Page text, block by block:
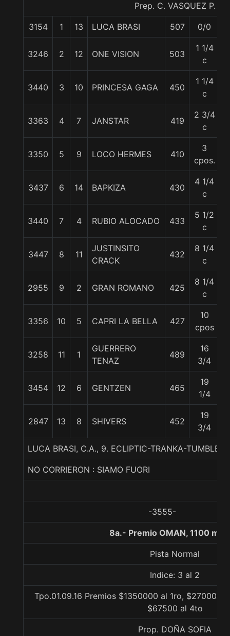
Prep. C. VASQUEZ P.
3154 1 13 LUCA BRASI 507 0/0
3246 2 12 ONE VISION 503
1 1/4
c
3440 3 10 PRINCESA GAGA 450
1 1/4
c
3363 4 7 JANSTAR 419
2 3/4
c
3350 5 9 LOCO HERMES 410
3
cpos.
3437 6 14 BAPKIZA 430
4 1/4
c
3440 7 4 RUBIO ALOCADO 433
5 1/2
c
3447 8 11
JUSTINSITO
CRACK
432
8 1/4
c
2955 9 2 GRAN ROMANO 425
8 1/4
c
3356 10 5 CAPRI LA BELLA 427
10
cpos
3258 11 1
GUERRERO
TENAZ
489
16
3/4
3454 12 6 GENTZEN 465
19
1/4
2847 13 8 SHIVERS 452
19
3/4
LUCA BRASI, C.A., 9. ECLIPTIC-TRANKA-
NO CORRIERON : SIAMO FUORI
-3555-
8a.- Premio OMAN, 1100
Pista Normal
Indice: 3 al 2
Tpo.01.09.16 Premios $1350000 al 1ro, $270000
$67500 al 4to
Prop. DOÑA SOFIA